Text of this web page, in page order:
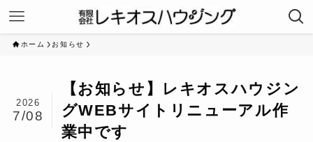
ホーム お知らせ
【お知らせ】レキオスハウジン
グWEBサイトリニューアル作
業中です
2026
7/08